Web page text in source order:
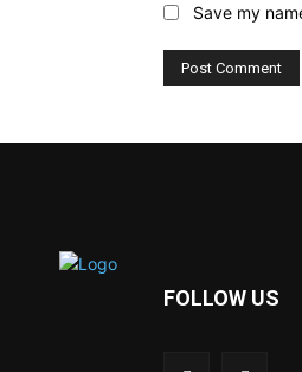
Save my
FOLLOW US